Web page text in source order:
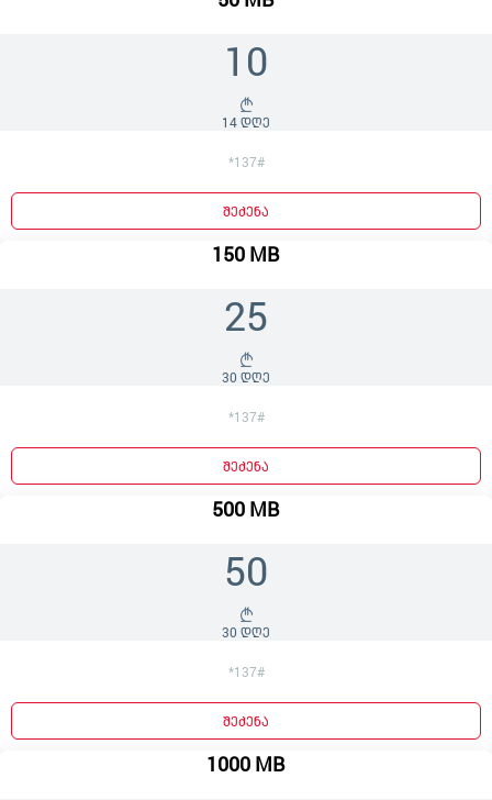
10
14 დღე
*137#
შეძენა
150 MB
25
30 დღე
*137#
შეძენა
500 MB
50
30 დღე
*137#
შეძენა
1000 MB